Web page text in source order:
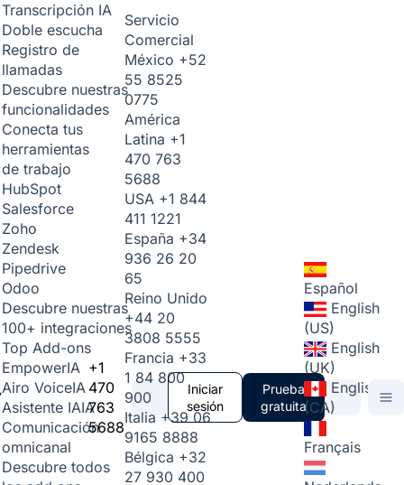
Transcripción IA
Doble escucha
Registro de
llamadas
Descubre nuestras
funcionalidades
Conecta tus
herramientas
de trabajo
HubSpot
Salesforce
Zoho
Zendesk
Pipedrive
Odoo
Descubre nuestras
100+ integraciones
Top Add-ons
EmpowerIA
Airo VoiceIA
Asistente IAIA
Comunicación
omnicanal
Descubre todos
+1
470
763
5688
Servicio
Comercial
México +52
55 8525
0775
América
Latina +1
470 763
5688
USA +1 844
411 1221
España +34
936 26 20
65
Reino Unido
+44 20
3808 5555
Francia +33
1 84 800
900
Italia +39 06
9165 8888
Bélgica +32
27 930 400
Iniciar
sesión
Prueba
gratuita
Español
English
(US)
English
(UK)
English
(CA)
Français